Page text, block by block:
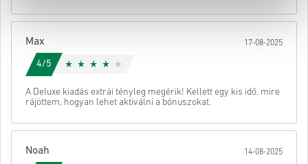
• Fejezd be a rendelést
Ezután kapsz egy e-mailt egy biztonságos linkkel a kódod
eléréséhez.
Max 17-08-2025
4/5
A Deluxe kiadás extrái tényleg megérik! Kellett egy kis idő, mire
rájöttem, hogyan lehet aktiválni a bónuszokat.
Noah 14-08-2025